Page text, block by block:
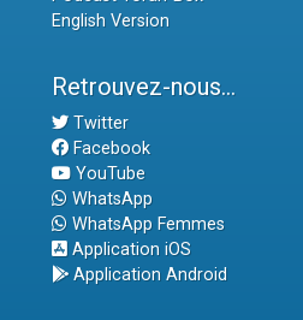
English Version
Retrouvez-nous...
Twitter
Facebook
YouTube
WhatsApp
WhatsApp Femmes
Application iOS
Application Android